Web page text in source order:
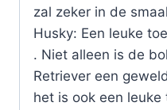
zal zeker in de
Husky: Een leuke
. Niet alleen is de
Retriever een
het is ook een leuke